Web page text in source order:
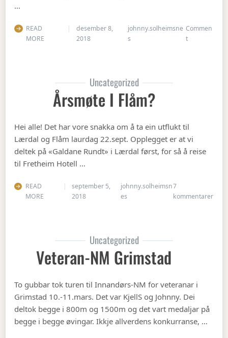
…
READ
MORE
desember 8,
2018
johnny.solheimsne
s
Commen
ton Julebordet
Uncategorized
Årsmøte I Flåm?
Hei alle! Det har vore snakka om å ta ein utflukt til
Lærdal og Flåm laurdag 22.sept. Opplegget er at vi
deltek på «Galdane Rundt» i Lærdal først, for så å reise
til Fretheim Hotell …
READ
MORE
september 5,
2018
johnny.solheimsn
es
7
kommentarertil
Uncategorized
Veteran-NM Grimstad
To gubbar tok turen til Innandørs-NM for veteranar i
Grimstad 10.-11.mars. Det var KjellS og Johnny. Dei
deltok begge i 800m og 1500m og det vart medaljar på
begge i begge øvingar. Ikkje allverdens konkurranse, …